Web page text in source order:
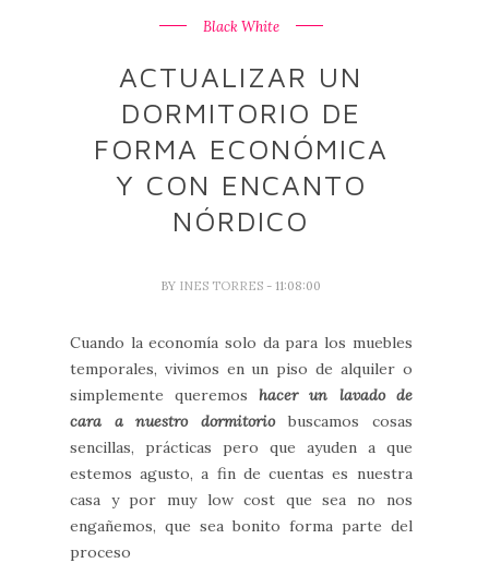
Black White
ACTUALIZAR UN
DORMITORIO DE
FORMA ECONÓMICA
Y CON ENCANTO
NÓRDICO
BY INES TORRES - 11:08:00
Cuando la economía solo da para los muebles
temporales, vivimos en un piso de alquiler o
simplemente queremoshacer un lavado de
cara a nuestro dormitoriobuscamos cosas
sencillas, prácticas pero que ayuden a que
estemos agusto, a fin de cuentas es nuestra
casa y por muy low cost que sea no nos
engañemos, que sea bonito forma parte del
proceso